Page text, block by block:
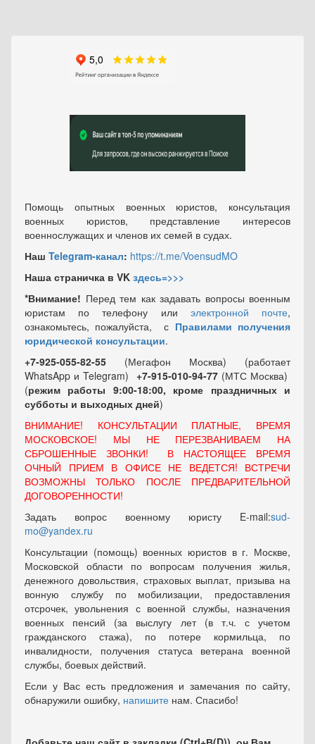
Помощь опытных военных юристов, консультация
военных юристов, представление интересов
военнослужащих и членов их семей в судах.
Наш Telegram-канал: https://t.me/VoensudMO
Наша страничка в VK здесь=>>>
*Внимание! Перед тем как задавать вопросы военным
юристам по телефону или электронной почте,
ознакомьтесь, пожалуйста, с Правилами получения
юридической консультации.
+7-925-055-82-55 (Мегафон Москва) (работает
WhatsApp и Telegram) +7-915-010-94-77 (МТС Москва)
(режим работы 9:00-18:00, кроме праздничных и
субботы и выходных дней)
ВНИМАНИЕ! КОНСУЛЬТАЦИИ ПЛАТНЫЕ, ВРЕМЯ
МОСКОВСКОЕ! МЫ НЕ ПЕРЕЗВАНИВАЕМ НА
СБРОШЕННЫЕ ЗВОНКИ! В НАСТОЯЩЕЕ ВРЕМЯ
ОЧНЫЙ ПРИЕМ В ОФИСЕ НЕ ВЕДЕТСЯ! ВСТРЕЧИ
ВОЗМОЖНЫ ТОЛЬКО ПОСЛЕ ПРЕДВАРИТЕЛЬНОЙ
ДОГОВОРЕННОСТИ!
Задать вопрос военному юристу E-mail:sud-
mo@yandex.ru
Консультации (помощь) военных юристов в г. Москве,
Московской области по вопросам получения жилья,
денежного довольствия, страховых выплат, призыва на
вонную службу по мобилизации, предоставления
отсрочек, увольнения с военной службы, назначения
военных пенсий (за выслугу лет (в т.ч. с учетом
гражданского стажа), по потере кормильца, по
инвалидности, получения статуса ветерана военной
службы, боевых действий.
Если у Вас есть предложения и замечания по сайту,
обнаружили ошибку, напишите нам. Спасибо!